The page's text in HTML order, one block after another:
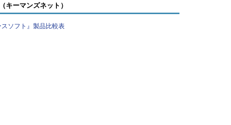
キーマンズネット）
ソフト』製品比較表